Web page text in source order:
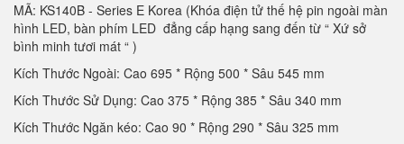
MÃ: KS140B - Series E Korea (Khóa điện tử thế hệ pin ngoài màn
hình LED, bàn phím LED đẳng cấp hạng sang đến từ “ Xứ sở
bình minh tươi mát “ )
Kích Thước Ngoài: Cao 695 * Rộng 500 * Sâu 545 mm
Kích Thước Sử Dụng: Cao 375 * Rộng 385 * Sâu 340 mm
Kích Thước Ngăn kéo: Cao 90 * Rộng 290 * Sâu 325 mm